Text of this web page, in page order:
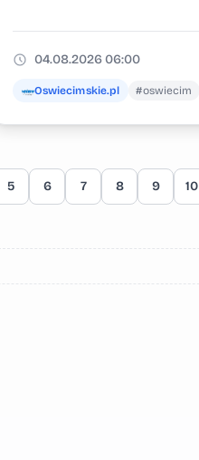
04.08.2026 06:00
Oswiecimskie.pl #oswiecim
5 6 7 8 9 10